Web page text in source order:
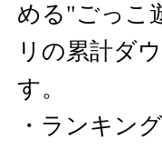
める"ごっこ
リの累計ダ
す。
・ランキン